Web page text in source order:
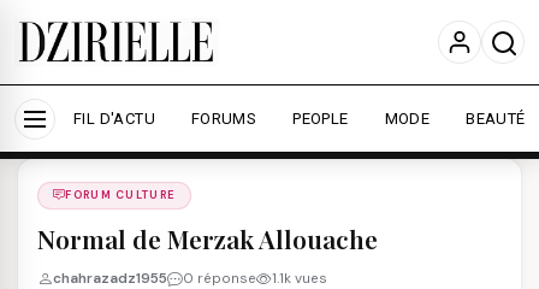
Nous utilisons des cookies pour améliorer votre
expérience et mesurer l'audience.
En savoir plus
Accepter tout Personnaliser
FIL D'ACTU FORUMS PEOPLE MODE BEAUTÉ
Forums
FORUM CULTURE
Normal de Merzak Allouache
chahrazadz1955 0 réponse 1.1k vues